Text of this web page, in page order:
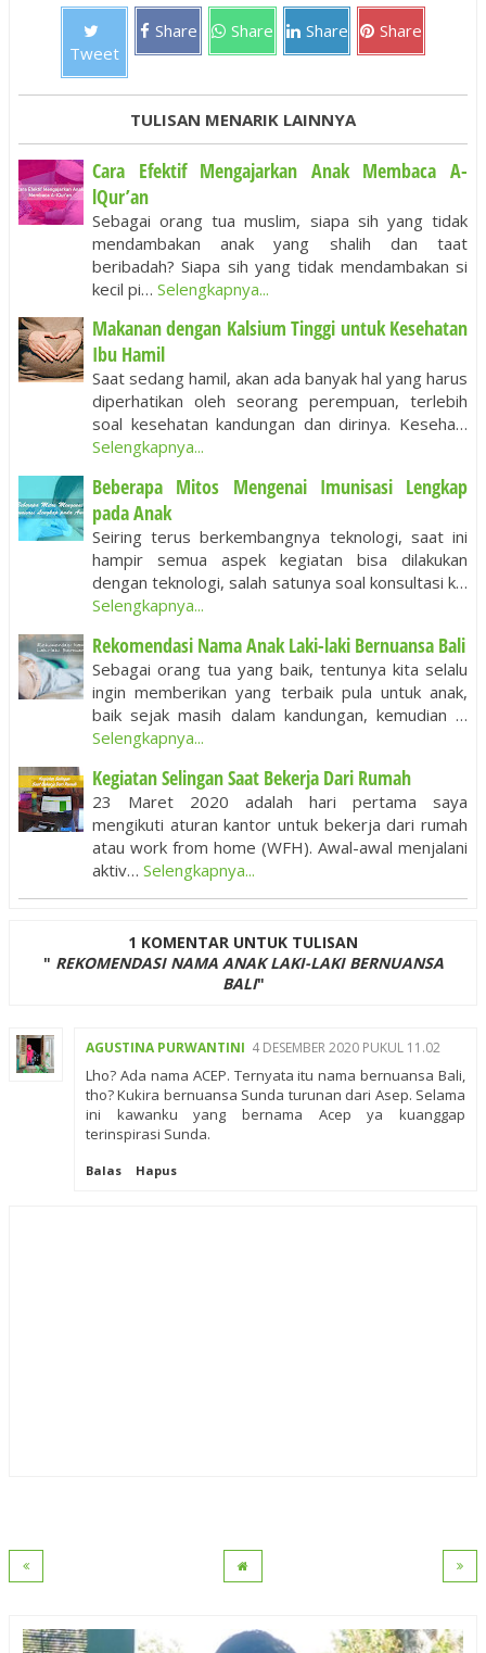
Tweet
Share Share Share Share
TULISAN MENARIK LAINNYA
Cara Efektif Mengajarkan Anak Membaca A-
lQur’an
Sebagai orang tua muslim, siapa sih yang tidak
mendambakan anak yang shalih dan taat
beribadah? Siapa sih yang tidak mendambakan si
kecil pi… Selengkapnya...
Makanan dengan Kalsium Tinggi untuk Kesehatan
Ibu Hamil
Saat sedang hamil, akan ada banyak hal yang harus
diperhatikan oleh seorang perempuan, terlebih
soal kesehatan kandungan dan dirinya. Keseha…
Selengkapnya...
Beberapa Mitos Mengenai Imunisasi Lengkap
pada Anak
Seiring terus berkembangnya teknologi, saat ini
hampir semua aspek kegiatan bisa dilakukan
dengan teknologi, salah satunya soal konsultasi k…
Selengkapnya...
Rekomendasi Nama Anak Laki-laki Bernuansa Bali
Sebagai orang tua yang baik, tentunya kita selalu
ingin memberikan yang terbaik pula untuk anak,
baik sejak masih dalam kandungan, kemudian …
Selengkapnya...
Kegiatan Selingan Saat Bekerja Dari Rumah
23 Maret 2020 adalah hari pertama saya
mengikuti aturan kantor untuk bekerja dari rumah
atau work from home (WFH). Awal-awal menjalani
aktiv… Selengkapnya...
1 KOMENTAR UNTUK TULISAN
" REKOMENDASI NAMA ANAK LAKI-LAKI BERNUANSA
BALI"
AGUSTINA PURWANTINI 4 DESEMBER 2020 PUKUL 11.02
Lho? Ada nama ACEP. Ternyata itu nama bernuansa Bali,
tho? Kukira bernuansa Sunda turunan dari Asep. Selama
ini kawanku yang bernama Acep ya kuanggap
terinspirasi Sunda.
Balas Hapus